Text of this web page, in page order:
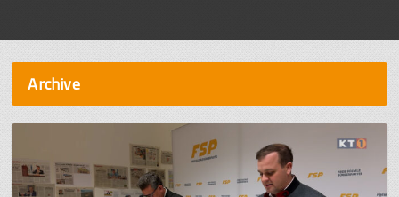
Archive